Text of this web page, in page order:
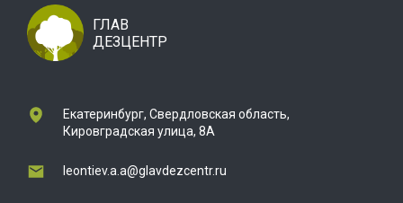
ГЛАВ
ДЕЗЦЕНТР
Екатеринбург, Свердловская область,
Кировградская улица, 8А
leontiev.a.a@glavdezcentr.ru